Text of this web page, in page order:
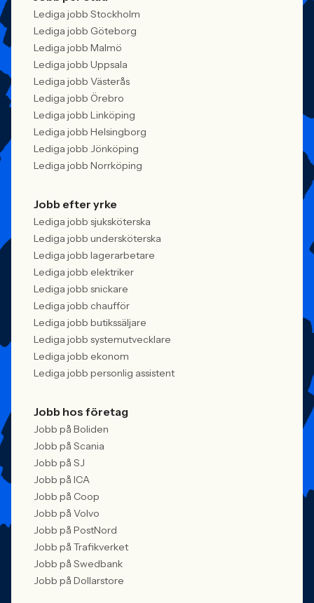
Lediga jobb Stockholm
Lediga jobb Göteborg
Lediga jobb Malmö
Lediga jobb Uppsala
Lediga jobb Västerås
Lediga jobb Örebro
Lediga jobb Linköping
Lediga jobb Helsingborg
Lediga jobb Jönköping
Lediga jobb Norrköping
Jobb efter yrke
Lediga jobb sjuksköterska
Lediga jobb undersköterska
Lediga jobb lagerarbetare
Lediga jobb elektriker
Lediga jobb snickare
Lediga jobb chaufför
Lediga jobb butikssäljare
Lediga jobb systemutvecklare
Lediga jobb ekonom
Lediga jobb personlig assistent
Jobb hos företag
Jobb på Boliden
Jobb på Scania
Jobb på SJ
Jobb på ICA
Jobb på Coop
Jobb på Volvo
Jobb på PostNord
Jobb på Trafikverket
Jobb på Swedbank
Jobb på Dollarstore